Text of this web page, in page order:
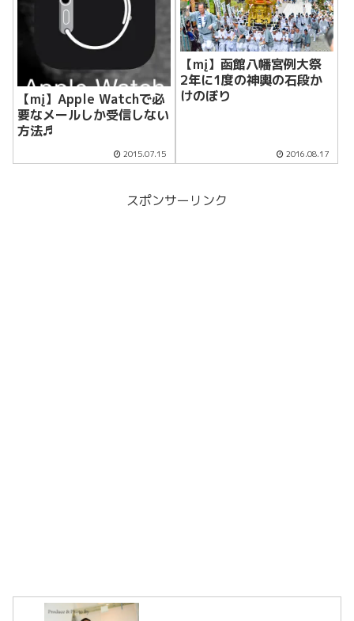
【mį】Apple Watchで必
要なメールしか受信しない
方法♬
2015.07.15
【mį】函館八幡宮例大祭
2年に1度の神輿の石段か
けのぼり
2016.08.17
スポンサーリンク